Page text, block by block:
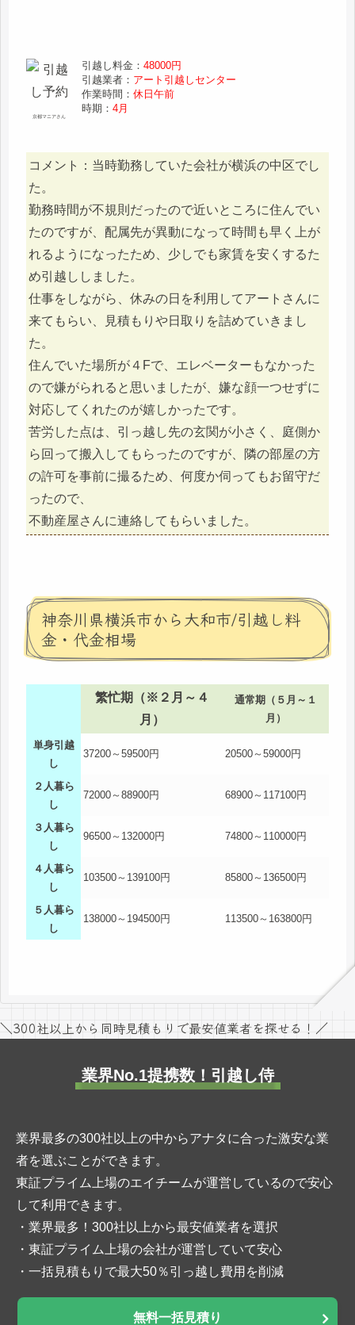
京都マニアさん
引越し料金：48000円
引越業者： アート引越しセンター
作業時間：休日午前
時期：4月
コメント：当時勤務していた会社が横浜の中区でし
た。
勤務時間が不規則だったので近いところに住んでい
たのですが、配属先が異動になって時間も早く上が
れるようになったため、少しでも家賃を安くするた
め引越ししました。
仕事をしながら、休みの日を利用してアートさんに
来てもらい、見積もりや日取りを詰めていきまし
た。
住んでいた場所が４Fで、エレベーターもなかった
ので嫌がられると思いましたが、嫌な顔一つせずに
対応してくれたのが嬉しかったです。
苦労した点は、引っ越し先の玄関が小さく、庭側か
ら回って搬入してもらったのですが、隣の部屋の方
の許可を事前に撮るため、何度か伺ってもお留守だ
ったので、
不動産屋さんに連絡してもらいました。
神奈川県横浜市から大和市/引越し料
金・代金相場
繁忙期（※２月～４
月）
通常期（５月～１
月）
単身引越
し
37200～59500円 20500～59000円
２人暮ら
し
72000～88900円 68900～117100円
３人暮ら
し
96500～132000円 74800～110000円
４人暮ら
し
103500～139100円 85800～136500円
５人暮ら
し
138000～194500円 113500～163800円
＼300社以上から同時見積もりで最安値業者を探せる！／
業界No.1提携数！引越し侍
業界最多の300社以上の中からアナタに合った激安な業
者を選ぶことができます。
東証プライム上場のエイチームが運営しているので安心
して利用できます。
・業界最多！300社以上から最安値業者を選択
・東証プライム上場の会社が運営していて安心
・一括見積もりで最大50％引っ越し費用を削減
無料一括見積り